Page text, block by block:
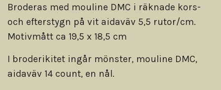
Broderas med mouline DMC i räknade kors-
och efterstygn på vit aidaväv 5,5 rutor/cm.
Motivmått ca 19,5 x 18,5 cm
I broderikitet ingår mönster, mouline DMC,
aidaväv 14 count, en nål.